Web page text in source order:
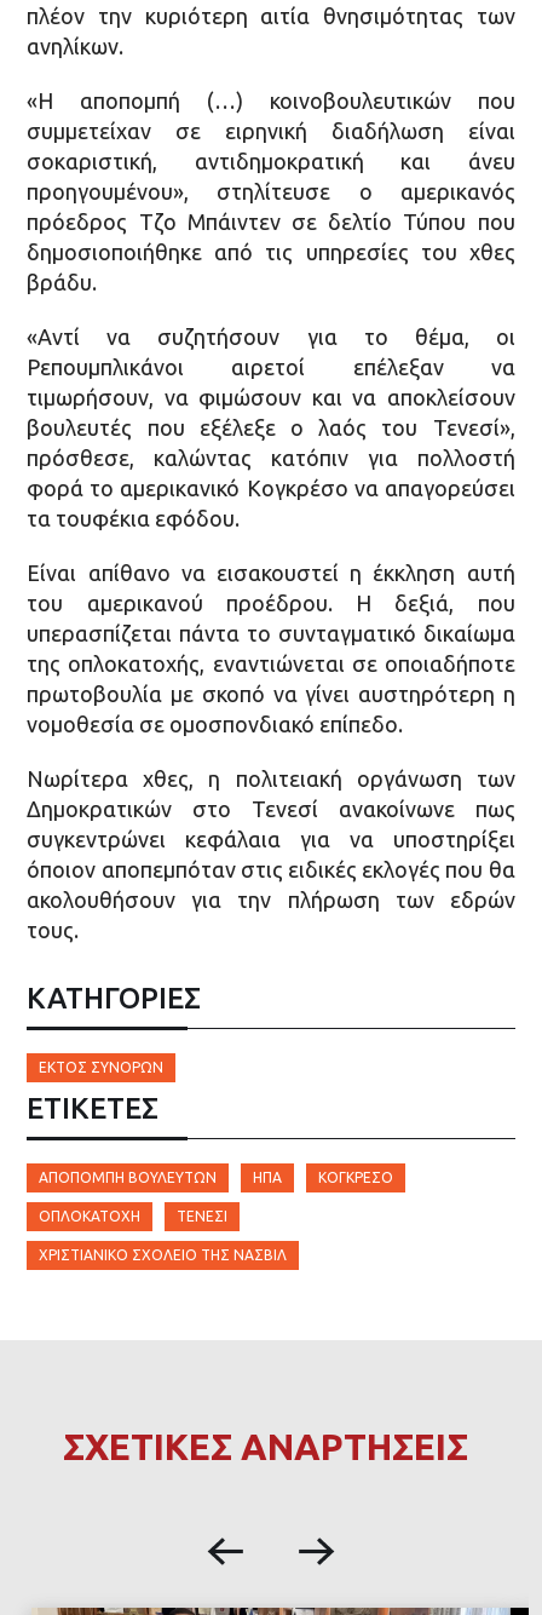
πλέον την κυριότερη αιτία θνησιμότητας των
ανηλίκων.
«Η αποπομπή (…) κοινοβουλευτικών που
συμμετείχαν σε ειρηνική διαδήλωση είναι
σοκαριστική, αντιδημοκρατική και άνευ
προηγουμένου», στηλίτευσε ο αμερικανός
πρόεδρος Τζο Μπάιντεν σε δελτίο Τύπου που
δημοσιοποιήθηκε από τις υπηρεσίες του χθες
βράδυ.
«Αντί να συζητήσουν για το θέμα, οι
Ρεπουμπλικάνοι αιρετοί επέλεξαν να
τιμωρήσουν, να φιμώσουν και να αποκλείσουν
βουλευτές που εξέλεξε ο λαός του Τενεσί»,
πρόσθεσε, καλώντας κατόπιν για πολλοστή
φορά το αμερικανικό Κογκρέσο να απαγορεύσει
τα τουφέκια εφόδου.
Είναι απίθανο να εισακουστεί η έκκληση αυτή
του αμερικανού προέδρου. Η δεξιά, που
υπερασπίζεται πάντα το συνταγματικό δικαίωμα
της οπλοκατοχής, εναντιώνεται σε οποιαδήποτε
πρωτοβουλία με σκοπό να γίνει αυστηρότερη η
νομοθεσία σε ομοσπονδιακό επίπεδο.
Νωρίτερα χθες, η πολιτειακή οργάνωση των
Δημοκρατικών στο Τενεσί ανακοίνωνε πως
συγκεντρώνει κεφάλαια για να υποστηρίξει
όποιον αποπεμπόταν στις ειδικές εκλογές που θα
ακολουθήσουν για την πλήρωση των εδρών
τους.
ΚΑΤΗΓΟΡΙΕΣ
ΕΚΤΌΣ ΣΥΝΌΡΩΝ
ΕΤΙΚΈΤΕΣ
ΑΠΟΠΟΜΠΉ ΒΟΥΛΕΥΤΏΝ ΗΠΑ ΚΟΓΚΡΈΣΟ
ΟΠΛΟΚΑΤΟΧΉ ΤΕΝΕΣΊ
ΧΡΙΣΤΙΑΝΙΚΌ ΣΧΟΛΕΊΟ ΤΗΣ ΝΆΣΒΙΛ
ΣΧΕΤΙΚΕΣ ΑΝΑΡΤΗΣΕΙΣ